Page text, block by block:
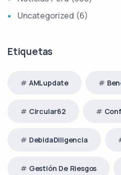
Uncategorized (6)
Etiquetas
AMLupdate
Circular62
DebidaDiligencia
Gestión De Riesgos